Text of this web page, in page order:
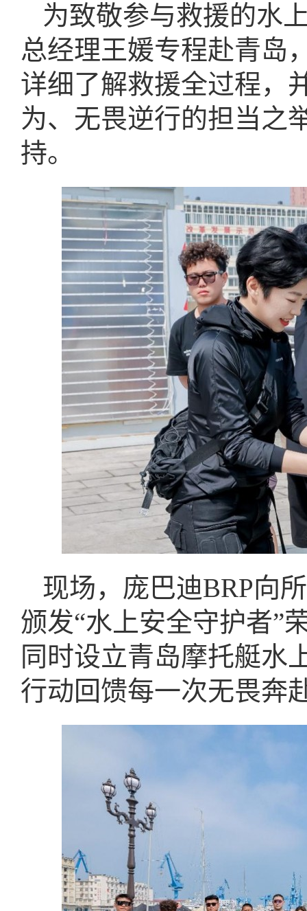
为致敬参与救援的水
总经理王媛专程赴青岛
详细了解救援全过程，
为、无畏逆行的担当之
持。
现场，庞巴迪BRP向
颁发“水上安全守护者”
同时设立青岛摩托艇水
行动回馈每一次无畏奔